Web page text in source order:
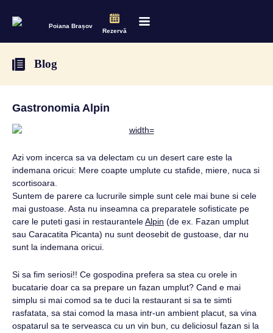
Poiana Brașov
Rezervă
Blog
Gastronomia Alpin
Azi vom incerca sa va delectam cu un desert care este la
indemana oricui: Mere coapte umplute cu stafide, miere, nuca si
scortisoara.
Suntem de parere ca lucrurile simple sunt cele mai bune si cele
mai gustoase. Asta nu inseamna ca preparatele sofisticate pe
care le puteti gasi in restauranteleAlpin (de ex. Fazan umplut
sau Caracatita Picanta) nu sunt deosebit de gustoase, dar nu
sunt la indemana oricui.
Si sa fim seriosi!! Ce gospodina prefera sa stea cu orele in
bucatarie doar ca sa prepare un fazan umplut? Cand e mai
simplu si mai comod sa te duci la restaurant si sa te simti
rasfatata, sa stai comod la masa intr-un ambient placut, sa vina
ospatarul sa te serveasca cu un vin bun, cu deliciosul fazan si la